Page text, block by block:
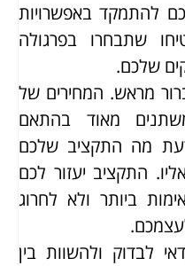
להתמקד באפשרויות
שתבחרו בפרגולה
שלכם.
מראש. המחירים של
מאוד בהתאם
מה התקציב שלכם
התקציב יעזור לכם
ביותר ולא לחרוג
לבדוק ולהשוות בין